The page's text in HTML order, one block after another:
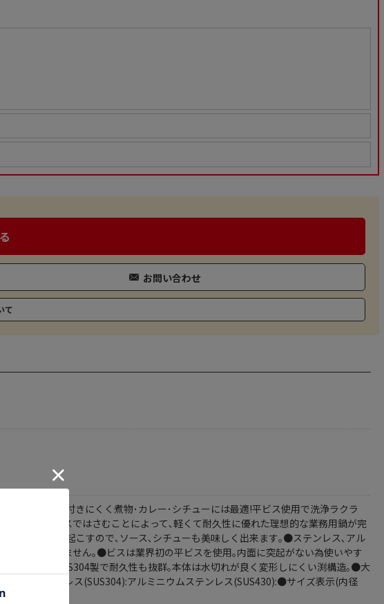
お問い合わせ
て
る為､焦げ付きにくく煮物･カレー･シチューには最適!平ビス使用で洗浄ラクラ
るステンレスではさむことによって､軽くて耐久性に優れた理想的な業務用鍋が完
的な対流を起こすので､ソース､シチューも美味しく出来ます｡●ステンレス､アル
変色もありません｡●ビスは業界初の平ビスを使用｡内面に突起がない為使いやす
形状です｡SUS304製で耐久性も抜群｡本体は水切れが良く変形しにくい渕構造｡●大
層鋼ステンレス(SUS304):アルミニウムステンレス(SUS430):●サイズ表示(内径